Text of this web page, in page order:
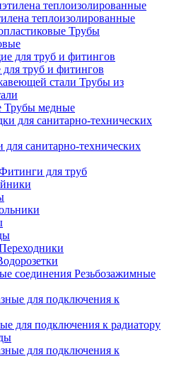
теплоизолированные
Трубы
труб и фитингов
Трубы из
Трубы медные
для санитарно-технических
для труб
Резьбозажимные
для подключения к радиатору